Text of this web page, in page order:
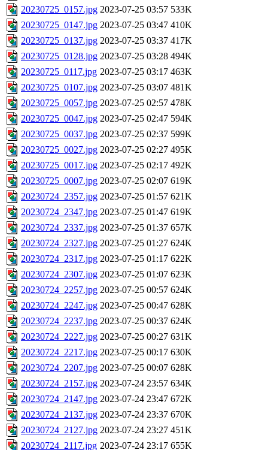
20230725_0157.jpg 2023-07-25 03:57 533K
20230725_0147.jpg 2023-07-25 03:47 410K
20230725_0137.jpg 2023-07-25 03:37 417K
20230725_0128.jpg 2023-07-25 03:28 494K
20230725_0117.jpg 2023-07-25 03:17 463K
20230725_0107.jpg 2023-07-25 03:07 481K
20230725_0057.jpg 2023-07-25 02:57 478K
20230725_0047.jpg 2023-07-25 02:47 594K
20230725_0037.jpg 2023-07-25 02:37 599K
20230725_0027.jpg 2023-07-25 02:27 495K
20230725_0017.jpg 2023-07-25 02:17 492K
20230725_0007.jpg 2023-07-25 02:07 619K
20230724_2357.jpg 2023-07-25 01:57 621K
20230724_2347.jpg 2023-07-25 01:47 619K
20230724_2337.jpg 2023-07-25 01:37 657K
20230724_2327.jpg 2023-07-25 01:27 624K
20230724_2317.jpg 2023-07-25 01:17 622K
20230724_2307.jpg 2023-07-25 01:07 623K
20230724_2257.jpg 2023-07-25 00:57 624K
20230724_2247.jpg 2023-07-25 00:47 628K
20230724_2237.jpg 2023-07-25 00:37 624K
20230724_2227.jpg 2023-07-25 00:27 631K
20230724_2217.jpg 2023-07-25 00:17 630K
20230724_2207.jpg 2023-07-25 00:07 628K
20230724_2157.jpg 2023-07-24 23:57 634K
20230724_2147.jpg 2023-07-24 23:47 672K
20230724_2137.jpg 2023-07-24 23:37 670K
20230724_2127.jpg 2023-07-24 23:27 451K
20230724_2117.jpg 2023-07-24 23:17 655K